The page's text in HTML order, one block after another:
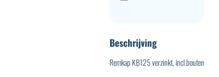
Beschrijving
Remkap KB125 verzinkt, incl.bouten